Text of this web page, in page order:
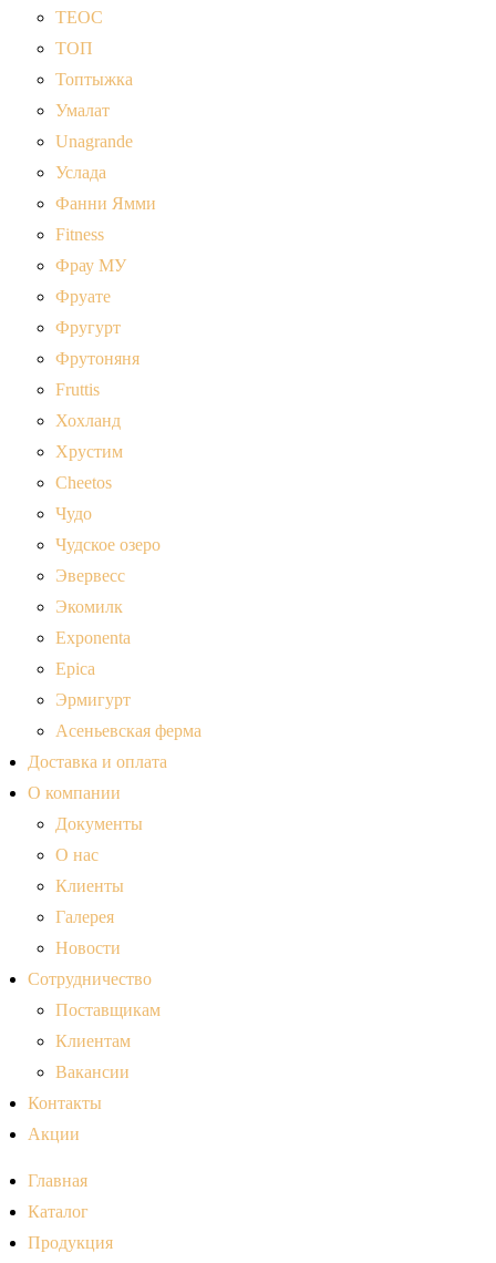
ТЕОС
ТОП
Топтыжка
Умалат
Unagrande
Услада
Фанни Ямми
Fitness
Фрау МУ
Фруате
Фругурт
Фрутоняня
Fruttis
Хохланд
Хрустим
Cheetos
Чудо
Чудское озеро
Эвервесс
Экомилк
Exponenta
Epica
Эрмигурт
Асеньевская ферма
Доставка и оплата
О компании
Документы
О нас
Клиенты
Галерея
Новости
Сотрудничество
Поставщикам
Клиентам
Вакансии
Контакты
Акции
Главная
Каталог
Продукция